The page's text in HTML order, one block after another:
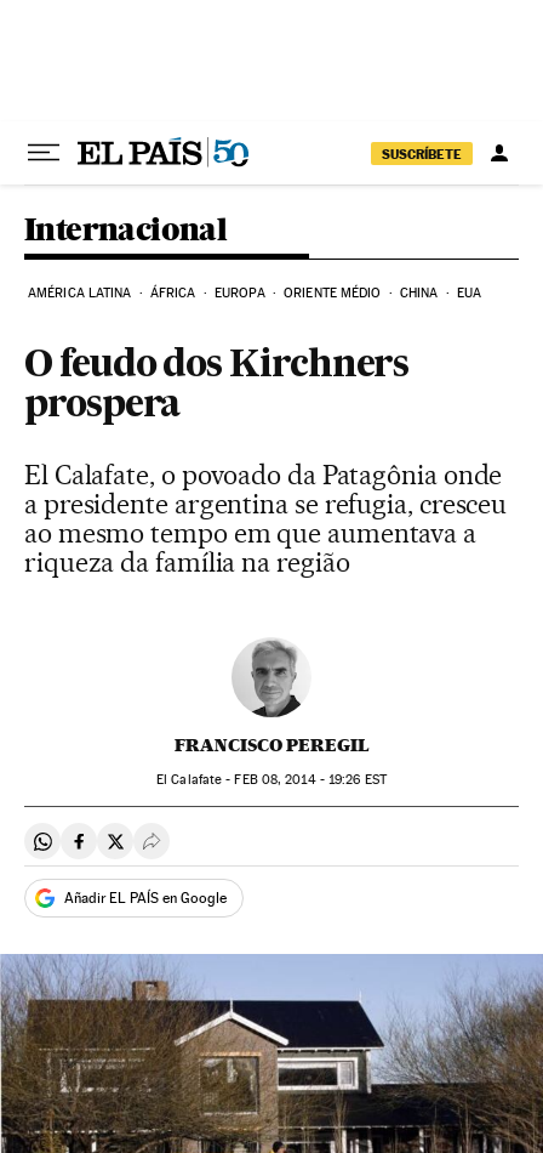
SUSCRÍBETE
Internacional
AMÉRICA LATINA ÁFRICA EUROPA ORIENTE MÉDIO CHINA EUA
O feudo dos Kirchners
prospera
El Calafate, o povoado da Patagônia onde
a presidente argentina se refugia, cresceu
ao mesmo tempo em que aumentava a
riqueza da família na região
FRANCISCO PEREGIL
El Calafate -FEB08, 2014 - 19:26 EST
Compartir en Whatsapp
Compartir en Facebook
Compartir en Twitter
Desplegar Redes Sociales
Añadir EL PAÍS en Google